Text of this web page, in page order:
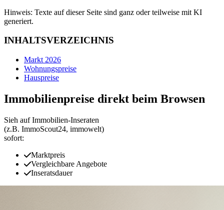
Hinweis: Texte auf dieser Seite sind ganz oder teilweise mit KI
generiert.
INHALTSVERZEICHNIS
Markt 2026
Wohnungspreise
Hauspreise
Immobilienpreise direkt beim Browsen
Sieh auf Immobilien‑Inseraten
(z.B. ImmoScout24, immowelt)
sofort:
Marktpreis
Vergleichbare Angebote
Inseratsdauer